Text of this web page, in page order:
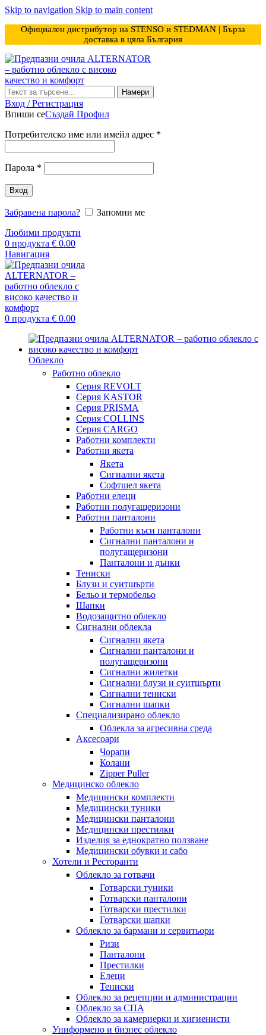
Skip to navigation Skip to main content
Официален дистрибутор на STENSO и STEDMAN | Бърза
доставка в цяла България
Намери
Вход / Регистрация
Впиши сеСъздай Профил
Потребителско име или имейл адрес *
Парола *
Вход
Забравена парола?
Запомни ме
Любими продукти
0 продукта € 0.00
Навигация
0 продукта € 0.00
Облекло
Работно облекло
Серия REVOLT
Серия KASTOR
Серия PRISMA
Серия COLLINS
Серия CARGO
Работни комплекти
Работни якета
Якета
Сигнални якета
Софтшел якета
Работни елеци
Работни полугащеризони
Работни панталони
Работни къси панталони
Сигнални панталони и
полугащеризони
Панталони и дънки
Тениски
Блузи и суитшърти
Бельо и термобельо
Шапки
Водозащитно облекло
Сигнални облекла
Сигнални якета
Сигнални панталони и
полугащеризони
Сигнални жилетки
Сигнални блузи и суитшърти
Сигнални тениски
Сигнални шапки
Специализирано облекло
Облекла за агресивна среда
Аксесоари
Чорапи
Колани
Zipper Puller
Медицинско облекло
Медицински комплекти
Медицински туники
Медицински панталони
Медицински престилки
Изделия за еднократно ползване
Медицински обувки и сабо
Хотели и Ресторанти
Облекло за готвачи
Готварски туники
Готварски панталони
Готварски престилки
Готварски шапки
Облекло за бармани и сервитьори
Ризи
Панталони
Престилки
Елеци
Тениски
Облекло за рецепции и администрации
Облекло за СПА
Облекло за камериерки и хигиенисти
Униформено и бизнес облекло